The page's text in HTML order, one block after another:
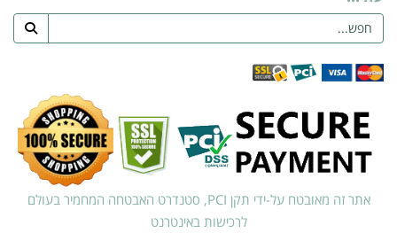
אתר זה מאובטח על-ידי תקן PCI, סטנדרט האבטחה המחמיר בעולם
לרכישות באינטרנט